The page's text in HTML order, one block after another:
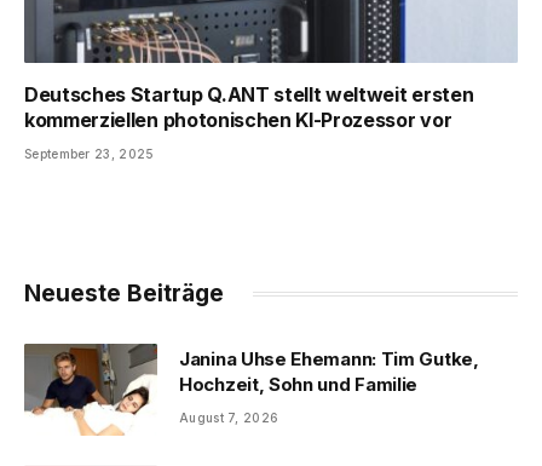
Deutsches Startup Q.ANT stellt weltweit ersten
kommerziellen photonischen KI-Prozessor vor
September 23, 2025
Neueste Beiträge
Janina Uhse Ehemann: Tim Gutke,
Hochzeit, Sohn und Familie
August 7, 2026